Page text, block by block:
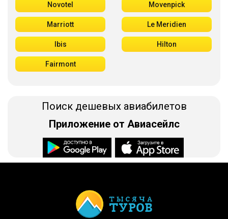
Novotel Movenpick
Marriott Le Meridien
Ibis Hilton
Fairmont
Поиск дешевых авиабилетов
Приложение от Авиасейлс